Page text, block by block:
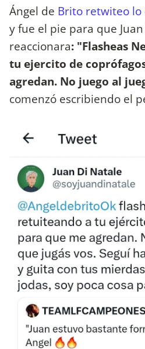
Ángel de Brito retwiteo lo
y fue el pie para que
reaccionara: "Flasheas
tu ejercito de
agredan. No juego al
comenzó escribiendo el